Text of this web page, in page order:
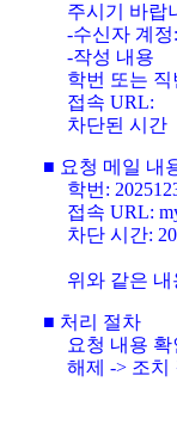
주시기 바랍
-수신자 계정:
-작성 내용
학번 또는 직
접속 URL:
차단된 시간
■ 요청 메일 내
학번:
접속 URL:
차단 시간:
위와 같은 내
■ 처리 절차
요청 내용
해제 -> 조치